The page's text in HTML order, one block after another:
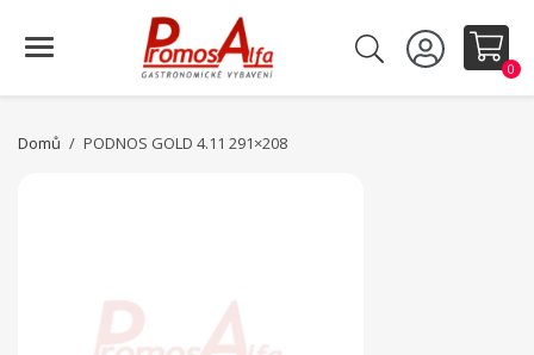
0
Domů PODNOS GOLD 4.11 291×208